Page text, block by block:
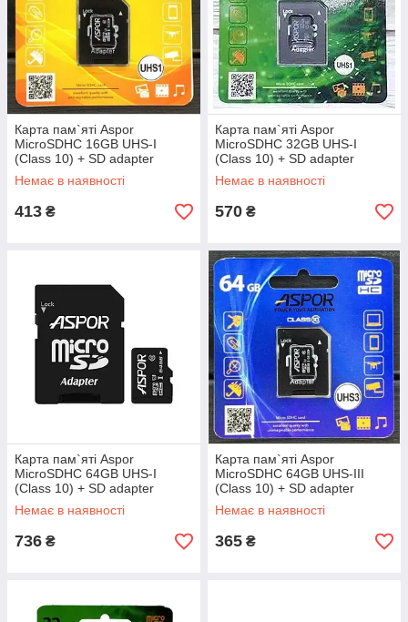
Карта пам`яті Aspor
MicroSDHC 16GB UHS-I
(Class 10) + SD adapter
Немає в наявності
413 ₴
Карта пам`яті Aspor
MicroSDHC 32GB UHS-I
(Class 10) + SD adapter
Немає в наявності
570 ₴
Карта пам`яті Aspor
MicroSDHC 64GB UHS-I
(Class 10) + SD adapter
Немає в наявності
736 ₴
Карта пам`яті Aspor
MicroSDHC 64GB UHS-III
(Class 10) + SD adapter
Немає в наявності
365 ₴